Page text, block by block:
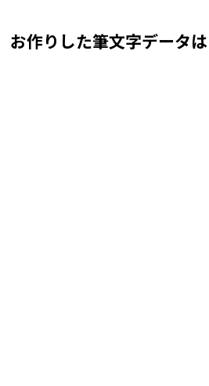
作りした筆文字データ